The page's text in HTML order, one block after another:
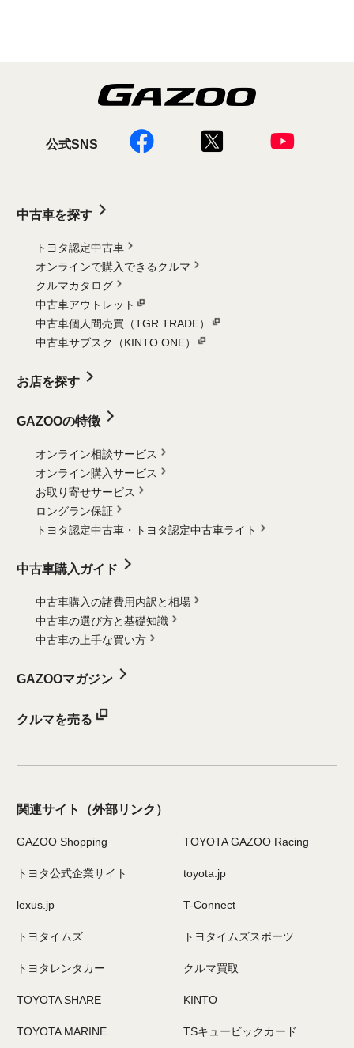
公式SNS
中古車を探す
トヨタ認定中古車
オンラインで購入できるクルマ
クルマカタログ
中古車アウトレット
中古車個人間売買（TGR TRADE）
中古車サブスク（KINTO ONE）
お店を探す
GAZOOの特徴
オンライン相談サービス
オンライン購入サービス
お取り寄せサービス
ロングラン保証
トヨタ認定中古車・
トヨタ認定中古車ライト
中古車購入ガイド
中古車購入の諸費用内訳と相場
中古車の選び方と基礎知識
中古車の上手な買い方
GAZOOマガジン
クルマを売る
関連サイト （外部リンク）
GAZOO Shopping TOYOTA GAZOO Racing
トヨタ公式企業サイト toyota.jp
lexus.jp T-Connect
トヨタイムズ トヨタイムズスポーツ
トヨタレンタカー クルマ買取
TOYOTA SHARE KINTO
TOYOTA MARINE TSキュービックカード